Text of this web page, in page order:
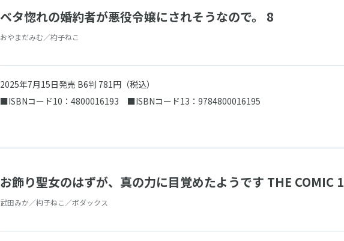
ベタ惚れの婚約者が悪役令嬢にされそうなので。 8
おやまだみむ／杓子ねこ
2025年7月15日発売 B6判 781円（税込）
■ISBNコード10：4800016193 ■ISBNコード13：9784800016195
お飾り聖女のはずが、真の力に目覚めたようです THE COMIC 1
武田みか／杓子ねこ／ボダックス